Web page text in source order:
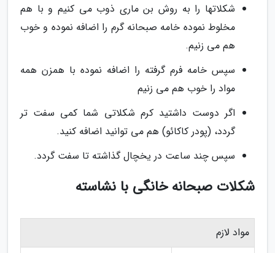
شکلاتها را به روش بن ماری ذوب می کنیم و با هم
مخلوط نموده خامه صبحانه گرم را اضافه نموده و خوب
هم می زنیم.
سپس خامه فرم گرفته را اضافه نموده با همزن همه
مواد را خوب هم می زنیم
اگر دوست داشتید کرم شکلاتی شما کمی سفت تر
گردد، (پودر کاکائو) هم می توانید اضافه کنید.
سپس چند ساعت در یخچال گذاشته تا سفت گردد.
شکلات صبحانه خانگی با نشاسته
مواد لازم